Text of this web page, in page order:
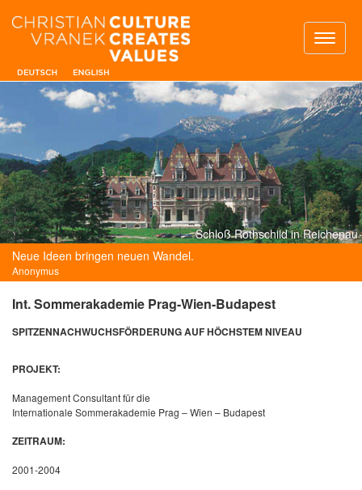
Schloß Rothschild in Reichenau
Neue Ideen bringen neuen Wandel.
Anonymus
Int. Sommerakademie Prag-Wien-Budapest
SPITZENNACHWUCHSFÖRDERUNG AUF HÖCHSTEM NIVEAU
PROJEKT:
Management Consultant für die
Internationale Sommerakademie Prag – Wien – Budapest
ZEITRAUM:
2001-2004